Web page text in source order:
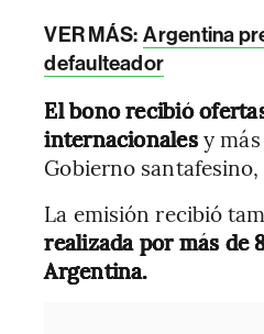
VER MÁS: Argentina
defaulteador
El bono recibió
internacionalesy
Gobierno
La emisión recibió
realizada por más de
Argentina.